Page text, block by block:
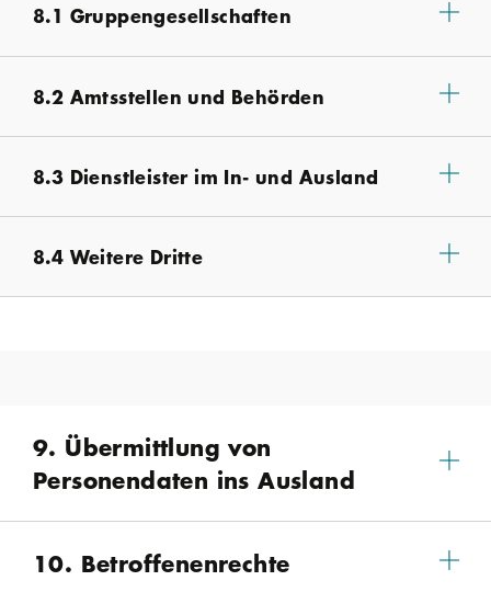
8.1 Gruppengesellschaften
8.2 Amtsstellen und Behörden
8.3 Dienstleister im In- und Ausland
8.4 Weitere Dritte
9. Übermittlung von
Personendaten ins Ausland
10. Betroffenenrechte